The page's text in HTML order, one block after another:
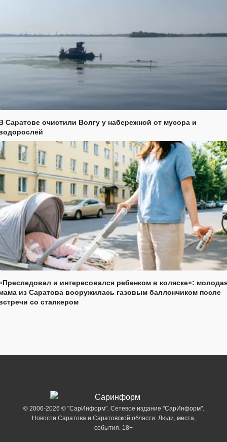
Саратове очистили Волгу у набережной от мусора и
и интересовался ребенком в коляске»:
из Саратова вооружилась газовым баллончиком после
со сталкером
© 2006-2026 © "СарИнформ". Сетевое издание "СарИнформ".
Новости Саратова и Саратовской области. Люди, места,
события. 18+